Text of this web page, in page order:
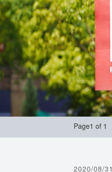
Page1 of 1
2020/08/31